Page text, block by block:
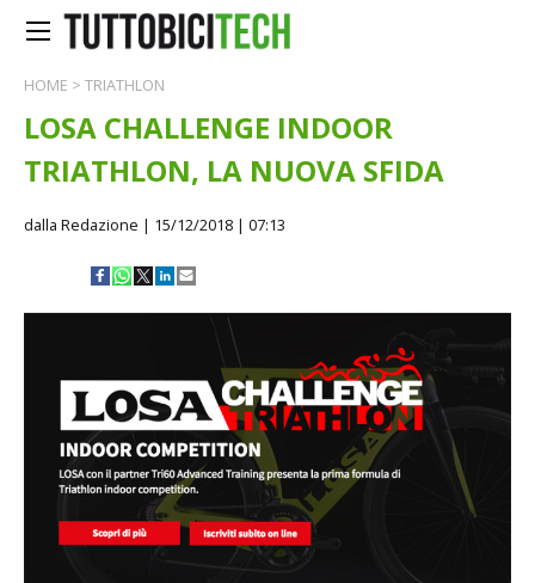
HOME > TRIATHLON
LOSA CHALLENGE INDOOR
TRIATHLON, LA NUOVA SFIDA
dalla Redazione | 15/12/2018 | 07:13